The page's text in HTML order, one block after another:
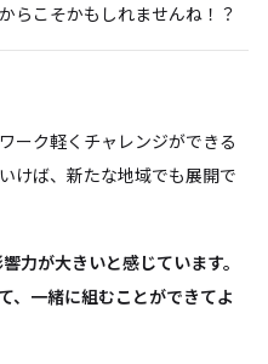
らこそかもしれませんね！？
ーク軽くチャレンジができる
けば、新たな地域でも展開で
力が大きいと感じています。
、一緒に組むことができてよ